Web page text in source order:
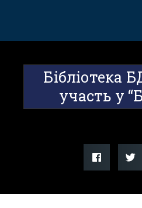
Бібліотека
участь у